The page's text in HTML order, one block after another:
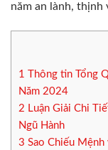
năm an lành, thịnh
1
Thông tin Tổng
Năm 2024
2 Luận Giải Chi
Ngũ Hành
3 Sao Chiếu Mệnh